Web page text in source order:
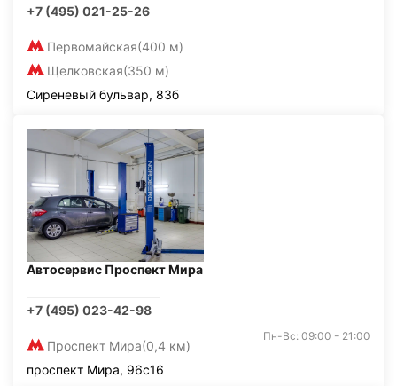
+7 (495) 021-25-26
Первомайская(400 м)
Щелковская(350 м)
Сиреневый бульвар, 83б
Автосервис Проспект Мира
+7 (495) 023-42-98
Проспект Мира(0,4 км)
Пн-Вс: 09:00 - 21:00
проспект Мира, 96с16